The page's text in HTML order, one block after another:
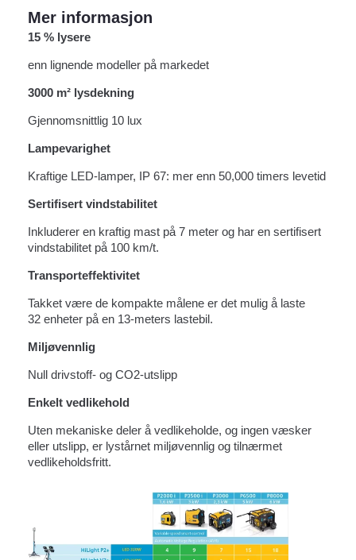
Mer informasjon
15 % lysere
enn lignende modeller på markedet
3000 m² lysdekning
Gjennomsnittlig 10 lux
Lampevarighet
Kraftige LED-lamper, IP 67: mer enn 50,000 timers levetid
Sertifisert vindstabilitet
Inkluderer en kraftig mast på 7 meter og har en sertifisert
vindstabilitet på 100 km/t.
Transporteffektivitet
Takket være de kompakte målene er det mulig å laste
32 enheter på en 13-meters lastebil.
Miljøvennlig
Null drivstoff- og CO2-utslipp
Enkelt vedlikehold
Uten mekaniske deler å vedlikeholde, og ingen væsker
eller utslipp, er lystårnet miljøvennlig og tilnærmet
vedlikeholdsfritt.